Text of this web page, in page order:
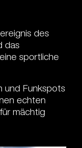
des
das
sportliche
und Funkspots
echten
mächtig